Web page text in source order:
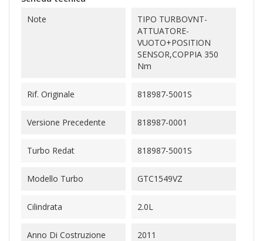
Note
TIPO TURBOVNT-
ATTUATORE-
VUOTO+POSITION
SENSOR,COPPIA 350
Nm
Rif. Originale 818987-5001S
Versione Precedente 818987-0001
Turbo Redat 818987-5001S
Modello Turbo GTC1549VZ
Cilindrata 2.0L
Anno Di Costruzione 2011